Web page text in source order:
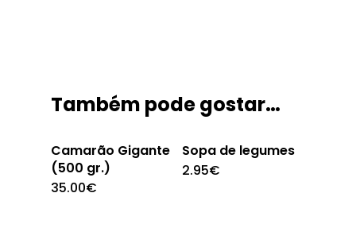
Também pode gostar…
Camarão Gigante
(500 gr.)
35.00€
Sopa de legumes
2.95€